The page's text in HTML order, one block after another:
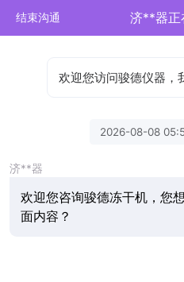
结束沟通 济**器正
欢迎您访问骏德仪器，
2026-08-08
济**器
欢迎您咨询骏德冻干机，您
面内容？